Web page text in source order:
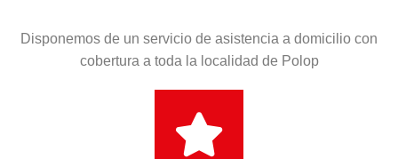
Disponemos de un servicio de asistencia a domicilio con
cobertura a toda la localidad de Polop